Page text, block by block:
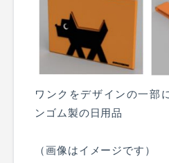
ワンクをデザインの一部
ンゴム製の日用品
（画像はイメージです）